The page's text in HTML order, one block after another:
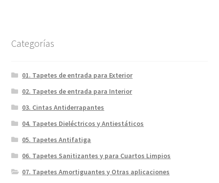
Categorías
01. Tapetes de entrada para Exterior
02. Tapetes de entrada para Interior
03. Cintas Antiderrapantes
04. Tapetes Dieléctricos y Antiestáticos
05. Tapetes Antifatiga
06. Tapetes Sanitizantes y para Cuartos Limpios
07. Tapetes Amortiguantes y Otras aplicaciones